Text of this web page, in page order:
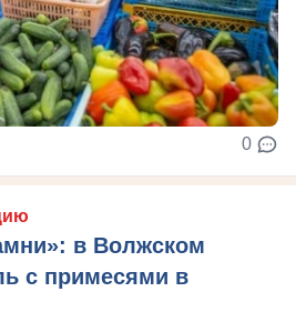
0
в Волжском
с примесями в